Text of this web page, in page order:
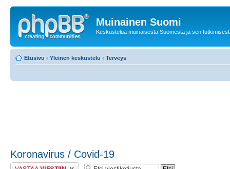
Muinainen Suomi
Keskustelua muinaisesta Suomesta ja sen
Etusivu ‹ Yleinen keskustelu ‹ Terveys
Koronavirus / Covid-19
Lähetä vastaus